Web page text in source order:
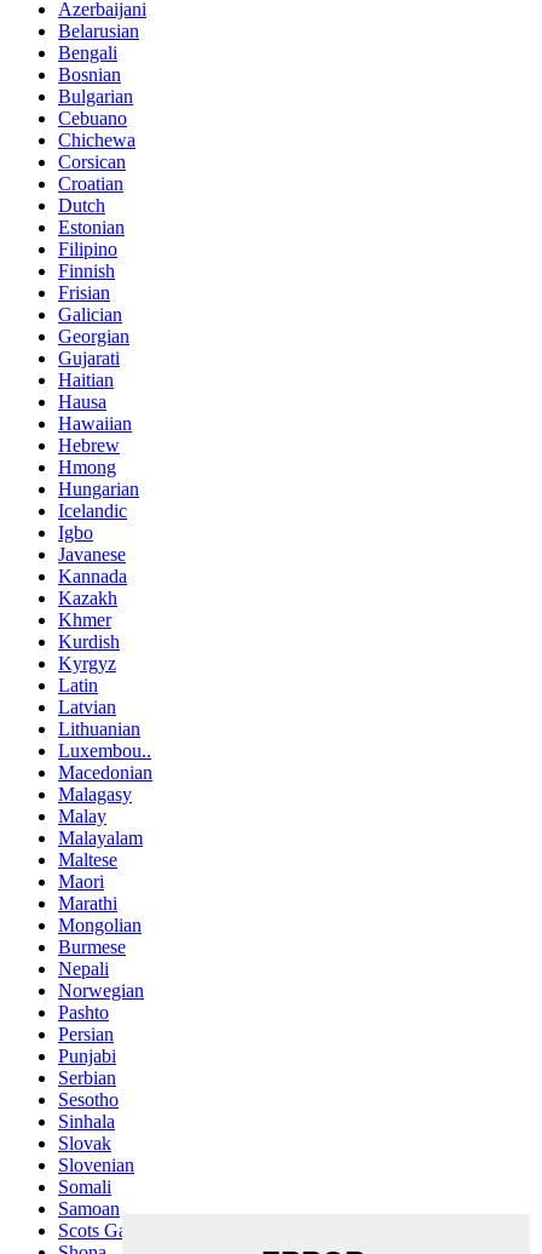
Azerbaijani
Belarusian
Bengali
Bosnian
Bulgarian
Cebuano
Chichewa
Corsican
Croatian
Dutch
Estonian
Filipino
Finnish
Frisian
Galician
Georgian
Gujarati
Haitian
Hausa
Hawaiian
Hebrew
Hmong
Hungarian
Icelandic
Igbo
Javanese
Kannada
Kazakh
Khmer
Kurdish
Kyrgyz
Latin
Latvian
Lithuanian
Luxembou..
Macedonian
Malagasy
Malay
Malayalam
Maltese
Maori
Marathi
Mongolian
Burmese
Nepali
Norwegian
Pashto
Persian
Punjabi
Serbian
Sesotho
Sinhala
Slovak
Slovenian
Somali
Samoan
Scots Gaelic